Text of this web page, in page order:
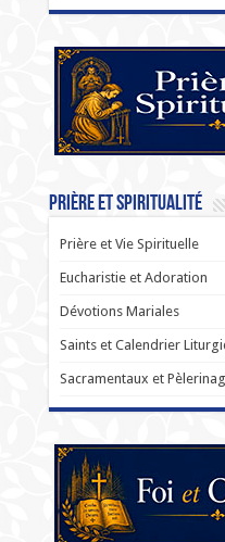
Prière et Spiritualité
Prière et Vie Spirituelle
Eucharistie et Adoration
Dévotions Mariales
Saints et Calendrier
Sacramentaux et